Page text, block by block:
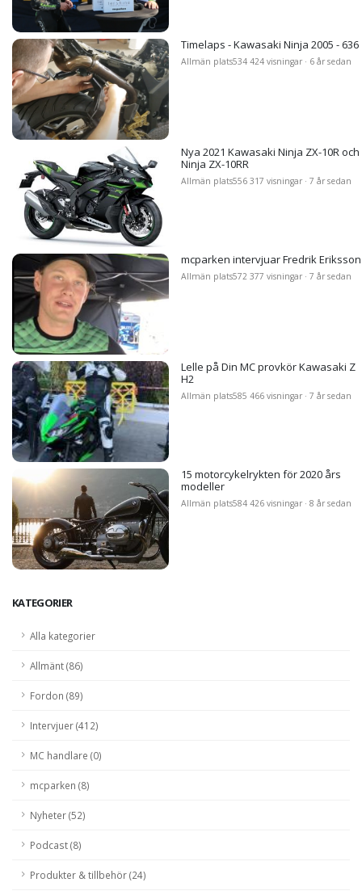
Timelaps - Kawasaki Ninja 2005 - 636
Allmän plats534 424 visningar · 6 år sedan
Nya 2021 Kawasaki Ninja ZX-10R och
Ninja ZX-10RR
Allmän plats556 317 visningar · 7 år sedan
mcparken intervjuar Fredrik Eriksson
Allmän plats572 377 visningar · 7 år sedan
Lelle på Din MC provkör Kawasaki Z
H2
Allmän plats585 466 visningar · 7 år sedan
15 motorcykelrykten för 2020 års
modeller
Allmän plats584 426 visningar · 8 år sedan
KATEGORIER
Alla kategorier
Allmänt (86)
Fordon (89)
Intervjuer (412)
MC handlare (0)
mcparken (8)
Nyheter (52)
Podcast (8)
Produkter & tillbehör (24)